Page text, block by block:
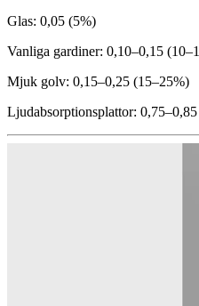
Glas: 0,05 (5%)
Vanliga gardiner: 0,10–0,15
Mjuk golv: 0,15–0,25 (15–25%)
Ljudabsorptionsplattor: